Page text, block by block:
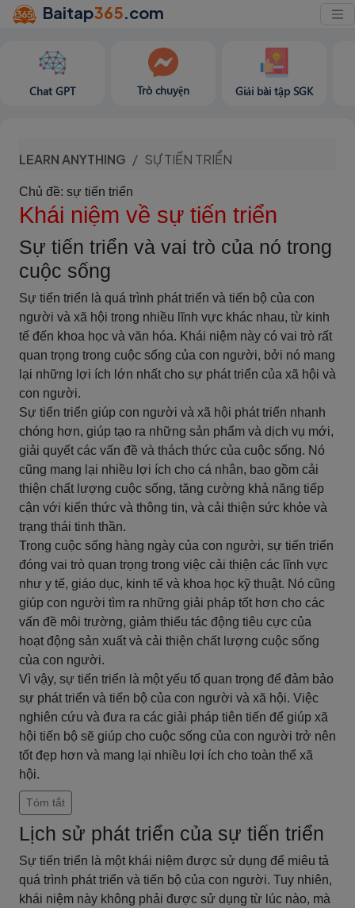
Baitap365.com
Chat GPT Trò chuyện Giải bài tập SGK
LEARN ANYTHING SỰ TIẾN TRIỂN
Chủ đề: sự tiến triển
Khái niệm về sự tiến triển
Sự tiến triển và vai trò của nó trong
cuộc sống
Sự tiến triển là quá trình phát triển và tiến bộ của con
người và xã hội trong nhiều lĩnh vực khác nhau, từ kinh
tế đến khoa học và văn hóa. Khái niệm này có vai trò rất
quan trọng trong cuộc sống của con người, bởi nó mang
lại những lợi ích lớn nhất cho sự phát triển của xã hội và
con người.
Sự tiến triển giúp con người và xã hội phát triển nhanh
chóng hơn, giúp tạo ra những sản phẩm và dịch vụ mới,
giải quyết các vấn đề và thách thức của cuộc sống. Nó
cũng mang lại nhiều lợi ích cho cá nhân, bao gồm cải
thiện chất lượng cuộc sống, tăng cường khả năng tiếp
cận với kiến thức và thông tin, và cải thiện sức khỏe và
trạng thái tinh thần.
Trong cuộc sống hàng ngày của con người, sự tiến triển
đóng vai trò quan trọng trong việc cải thiện các lĩnh vực
như y tế, giáo dục, kinh tế và khoa học kỹ thuật. Nó cũng
giúp con người tìm ra những giải pháp tốt hơn cho các
vấn đề môi trường, giảm thiểu tác động tiêu cực của
hoạt động sản xuất và cải thiện chất lượng cuộc sống
của con người.
Vì vậy, sự tiến triển là một yếu tố quan trọng để đảm bảo
sự phát triển và tiến bộ của con người và xã hội. Việc
nghiên cứu và đưa ra các giải pháp tiên tiến để giúp xã
hội tiến bộ sẽ giúp cho cuộc sống của con người trở nên
tốt đẹp hơn và mang lại nhiều lợi ích cho toàn thể xã
hội.
Tóm tắt
Lịch sử phát triển của sự tiến triển
Sự tiến triển là một khái niệm được sử dụng để miêu tả
quá trình phát triển và tiến bộ của con người. Tuy nhiên,
khái niệm này không phải được sử dụng từ lúc nào, mà